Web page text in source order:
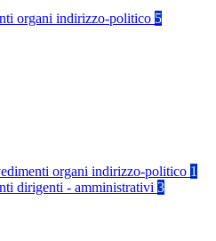
organi indirizzo-politico 5
organi indirizzo-politico 1
dirigenti - amministrativi 3